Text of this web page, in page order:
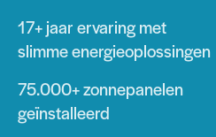
17+ jaarervaring met
slimme energieoplossingen
75.000+zonnepanelen
geïnstalleerd